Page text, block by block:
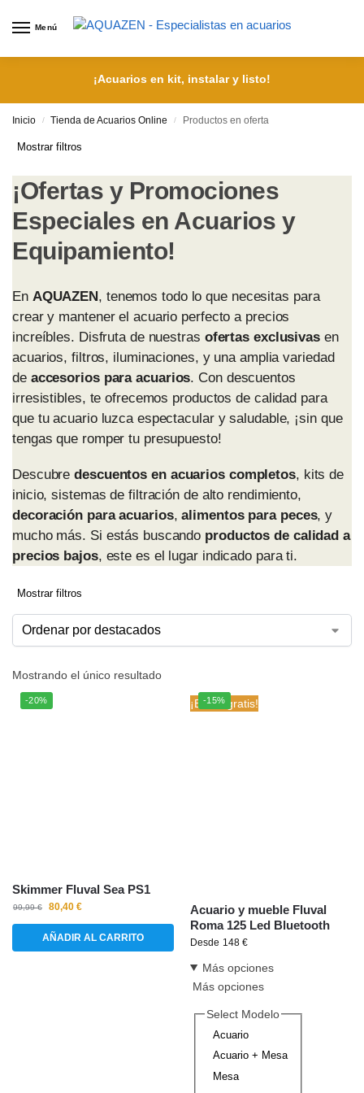
Menú
¡Acuarios en kit, instalar y listo!
Inicio / Tienda de Acuarios Online / Productos en oferta
Mostrar filtros
¡Ofertas y Promociones
Especiales en Acuarios y
Equipamiento!
En AQUAZEN, tenemos todo lo que necesitas para
crear y mantener el acuario perfecto a precios
increíbles. Disfruta de nuestras ofertas exclusivasen
acuarios, filtros, iluminaciones, y una amplia variedad
de accesorios para acuarios. Con descuentos
irresistibles, te ofrecemos productos de calidad para
que tu acuario luzca espectacular y saludable, ¡sin que
tengas que romper tu presupuesto!
Descubredescuentos en acuarios completos, kits de
inicio, sistemas de filtración de alto rendimiento,
decoración para acuarios,alimentos para peces, y
mucho más. Si estás buscando productos de calidad a
precios bajos, este es el lugar indicado para ti.
Mostrar filtros
Mostrando el único resultado
-20%
Skimmer Fluval Sea PS1
99,99€ 80,40 €
AÑADIR AL CARRITO
-15%
¡Envío gratis!
Acuario y mueble Fluval
Roma 125 Led Bluetooth
Desde 148 €
Más opciones
Más opciones
Select Modelo
Acuario
Acuario + Mesa
Mesa